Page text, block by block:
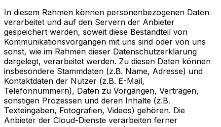
In diesem Rahmen können personenbezogenen Daten
verarbeitet und auf den Servern der Anbieter
gespeichert werden, soweit diese Bestandteil von
Kommunikationsvorgängen mit uns sind oder von uns
sonst, wie im Rahmen dieser Datenschutzerklärung
dargelegt, verarbeitet werden. Zu diesen Daten können
insbesondere Stammdaten (z.B. Name, Adresse) und
Kontaktdaten der Nutzer (z.B. E-Mail,
Telefonnummern), Daten zu Vorgängen, Verträgen,
sonstigen Prozessen und deren Inhalte (z.B.
Texteingaben, Fotografien, Videos) gehören. Die
Anbieter der Cloud-Dienste verarbeiten ferner